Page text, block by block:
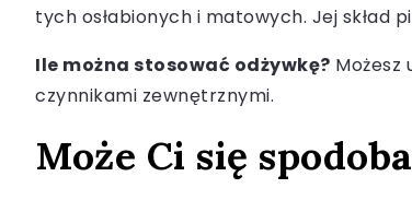
tych osłabionych i matowych. Jej skład
Ile można stosować odżywkę? Możesz
czynnikami zewnętrznymi.
Może Ci się